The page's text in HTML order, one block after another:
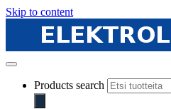
Skip to content
Products search